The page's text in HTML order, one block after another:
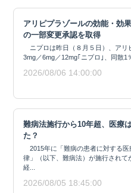
アリピプラゾールの効能・効
の一部変更承認を取得
ニプロは昨日（８月５日）、アリ
3mg／6mg／12mg｢ニプロ｣、同散1
2026/08/06 14:00:00
難病法施行から10年超、医療
た？
2015年に「難病の患者に対する医
律」（以下、難病法）が施行されて
経...
2026/08/05 18:45:00